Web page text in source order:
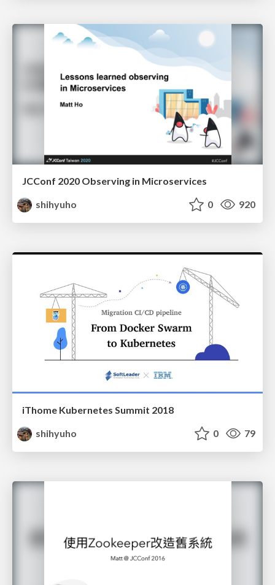
JCConf 2020 Observing in Microservices
shihyuho
0 920
iThome Kubernetes Summit 2018
shihyuho
0 79